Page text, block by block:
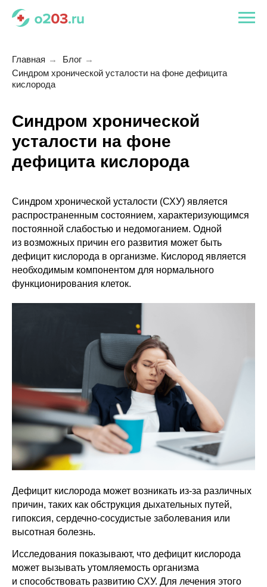
Главная → Блог →
Синдром хронической усталости на фоне дефицита
кислорода
Синдром хронической
усталости на фоне
дефицита кислорода
Синдром хронической усталости (СХУ) является
распространенным состоянием, характеризующимся
постоянной слабостью и недомоганием. Одной
из возможных причин его развития может быть
дефицит кислорода в организме. Кислород является
необходимым компонентом для нормального
функционирования клеток.
Дефицит кислорода может возникать из-за различных
причин, таких как обструкция дыхательных путей,
гипоксия, сердечно-сосудистые заболевания или
высотная болезнь.
Исследования показывают, что дефицит кислорода
может вызывать утомляемость организма
и способствовать развитию СХУ. Для лечения этого